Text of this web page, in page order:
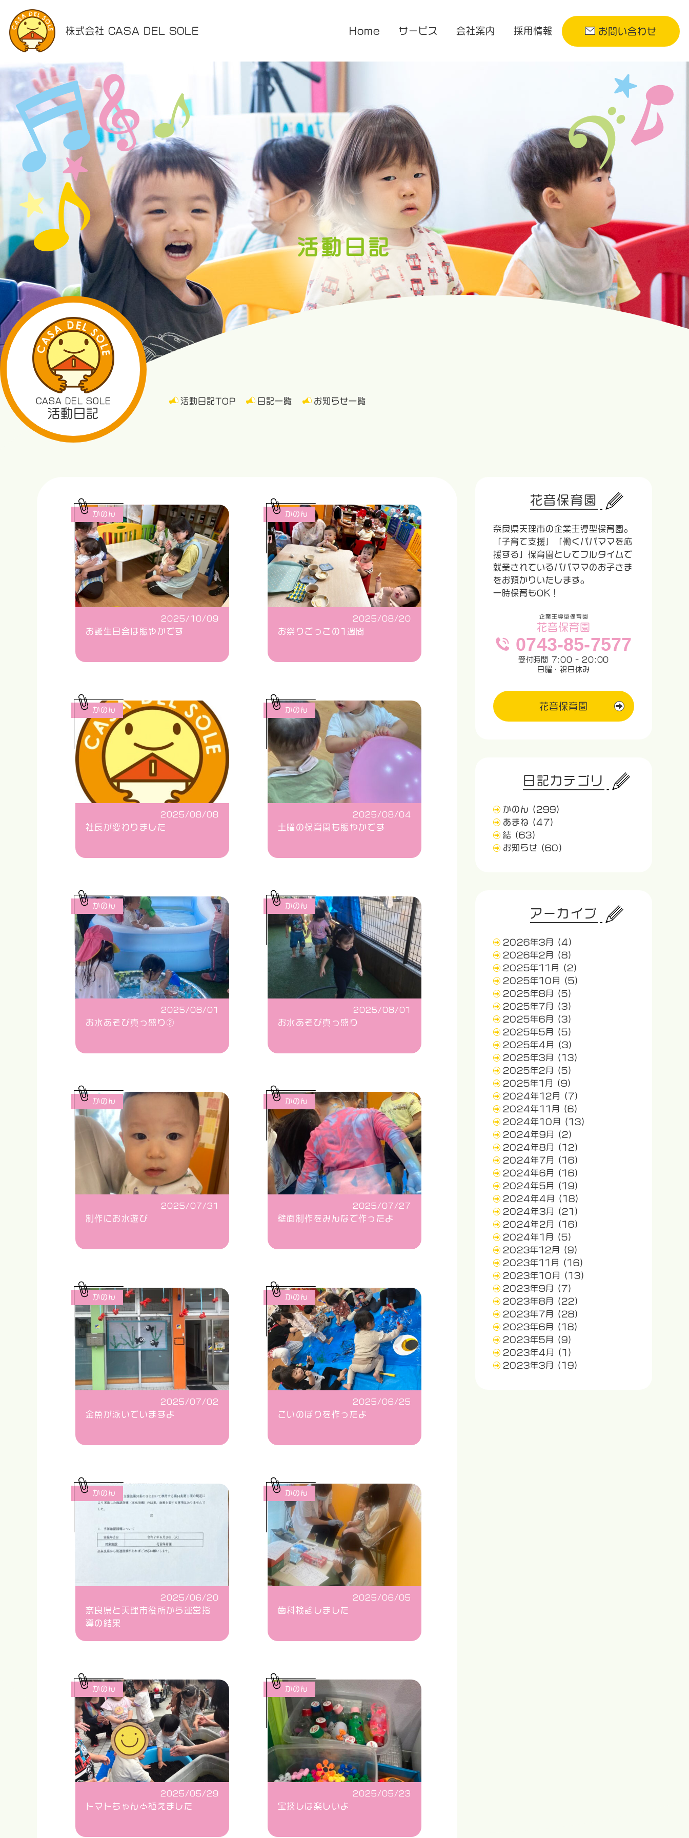
株式会社 CASA DEL SOLE Home サービス
企業主導型保育園
花音保育園
医療的ケア対応型児童発達支援
放課後等デイサービス
あまね
会社案内 採用情報 お問い合わせ
活動日記
CASA DEL SOLE
活動日記
活動日記TOP 日記一覧 お知らせ一覧
2025/10/09
お誕生日会は賑やかです
かのん
2025/08/20
お祭りごっこの1週間
かのん
2025/08/08
社長が変わりました
かのん
2025/08/04
土曜の保育園も賑やかです
かのん
2025/08/01
お水あそび真っ盛り②
かのん
2025/08/01
お水あそび真っ盛り
かのん
2025/07/31
制作にお水遊び
かのん
2025/07/27
壁面制作をみんなで作ったよ
かのん
2025/07/02
金魚が泳いでいますよ
かのん
2025/06/25
こいのぼりを作ったよ
かのん
2025/06/20
奈良県と天理市役所から運営指
導の結果
かのん
2025/06/05
歯科検診しました
かのん
2025/05/29
トマトちゃん🍅植えました
かのん
2025/05/23
宝探しは楽しいよ
かのん
花音保育園
奈良県天理市の企業主導型保育園。
「子育て支援」「働くパパママを応
援する」保育園としてフルタイムで
就業されているパパママのお子さま
をお預かりいたします。
一時保育もOK！
企業主導型保育園
花音保育園
0743-85-7577
受付時間 7:00 - 20:00
日曜・祝日休み
花音保育園
日記カテゴリ
かのん
(299)
あまね
(47)
結 (63)
お知らせ
(60)
アーカイブ
2026年3月
(4)
2026年2月
(8)
2025年11月
(2)
2025年10月
(5)
2025年8月
(5)
2025年7月
(3)
2025年6月
(3)
2025年5月
(5)
2025年4月
(3)
2025年3月
(13)
2025年2月
(5)
2025年1月
(9)
2024年12月
(7)
2024年11月
(6)
2024年10月
(13)
2024年9月
(2)
2024年8月
(12)
2024年7月
(16)
2024年6月
(16)
2024年5月
(19)
2024年4月
(18)
2024年3月
(21)
2024年2月
(16)
2024年1月
(5)
2023年12月
(9)
2023年11月
(16)
2023年10月
(13)
2023年9月
(7)
2023年8月
(22)
2023年7月
(28)
2023年6月
(18)
2023年5月
(9)
2023年4月
(1)
2023年3月
(19)